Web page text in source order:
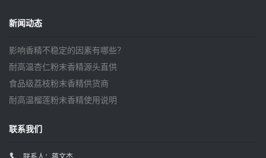
新闻动态
影响香精不稳定的因素有哪些？
耐高温杏仁粉末香精源头直供
食品级荔枝粉末香精供货商
耐高温榴莲粉末香精使用说明
联系我们